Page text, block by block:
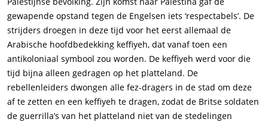
gewapende opstand tegen de Engelsen iets ‘respectabels’. De
strijders droegen in deze tijd voor het eerst allemaal de
Arabische hoofdbedekking keffiyeh, dat vanaf toen een
antikoloniaal symbool zou worden. De keffiyeh werd voor die
tijd bijna alleen gedragen op het platteland. De
rebellenleiders dwongen alle fez-dragers in de stad om deze
af te zetten en een keffiyeh te dragen, zodat de Britse soldaten
de guerrilla’s van het platteland niet van de stedelingen